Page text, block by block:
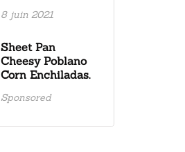
8 juin 2021
Sheet Pan
Cheesy Poblano
Corn Enchiladas.
Sponsored